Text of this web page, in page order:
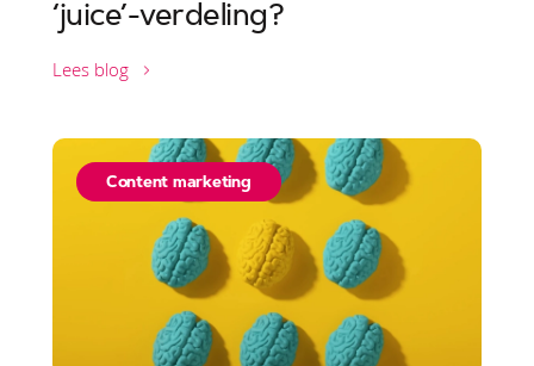
‘juice’-verdeling?
Lees blog
Content marketing